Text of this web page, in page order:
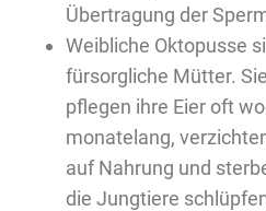
Übertragung der
Weibliche Oktopusse
fürsorgliche Mütter.
pflegen ihre Eier oft
monatelang,
auf Nahrung und
die Jungtiere